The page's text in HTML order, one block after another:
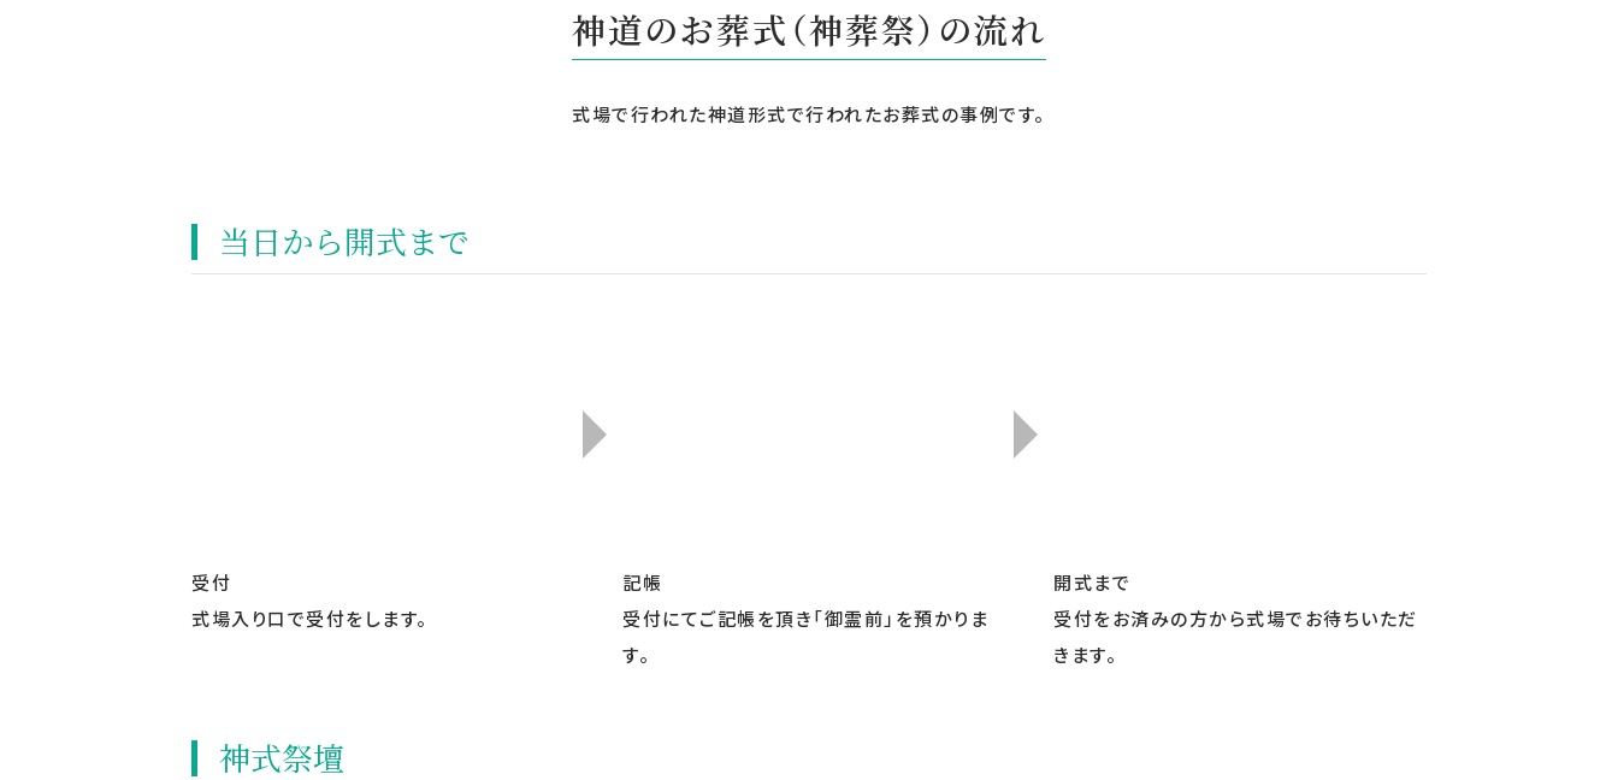
神道のお葬式（神葬祭）の流れ
式場で行われた神道形式で行われたお葬式の事例です。
当日から開式まで
受付
式場入り口で受付をします。
記帳
受付にてご記帳を頂き「御霊前」を預かりま
す。
開式まで
受付をお済みの方から式場でお待ちいただ
きます。
神式祭壇